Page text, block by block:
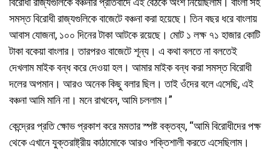
সমস্ত বিরোধী রাজ্যগুলিকে বাজেটে বঞ্চনা করা হয়েছে। তিন বছর ধরে বাংলায়
আবাস যোজনা, ১০০ দিনের টাকা আটকে রয়েছে। মোট ১ লক্ষ ৭১ হাজার কোটি
টাকা বকেয়া বাংলার। তারপরও বাজেটে শূন্য। এ কথা বলতে না বলতেই
দেখলাম মাইক বন্ধ করে দেওয়া হল। আমার মাইক বন্ধ করা সমস্ত বিরোধী
দলের অপমান। আরও অনেক কিছু বলার ছিল। তাই ওঁদের বলে এসেছি, এই
বঞ্চনা আমি মানি না। মনে রাখবেন, আমি চললাম।”
কেন্দ্রের প্রতি ক্ষোভ প্রকাশ করে মমতার স্পষ্ট বক্তব্য, “আমি বিরোধীদের পক্ষ
থেকে এখানে যুক্তরাষ্ট্রীয় কাঠামোকে আরও শক্তিশালী করতে এসেছিলাম।